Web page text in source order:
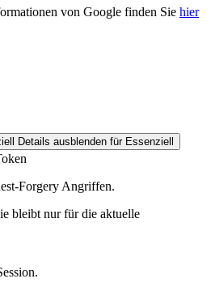
von Google finden Sie hier
Details ausblenden für Essenziell
Forgery Angriffen.
bleibt nur für die aktuelle